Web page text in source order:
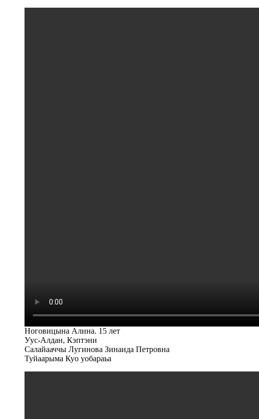
Ноговицына Алина. 15 лет
Уус-Алдан, Кэптэни
Салайааччы Лугинова Зинаида Петровна
Туйаарыма Куо уобараьа